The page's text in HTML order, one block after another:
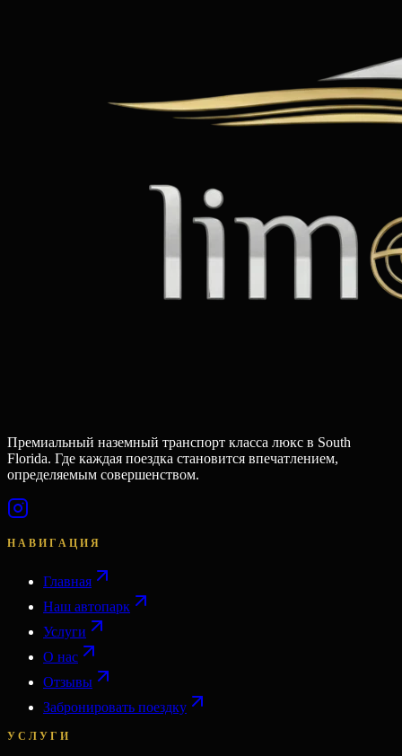
Премиальный наземный транспорт класса люкс в South
Florida. Где каждая поездка становится впечатлением,
определяемым совершенством.
НАВИГАЦИЯ
Главная
Наш автопарк
Услуги
О нас
Отзывы
Забронировать поездку
УСЛУГИ